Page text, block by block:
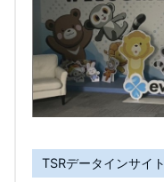
TSRデータインサイト